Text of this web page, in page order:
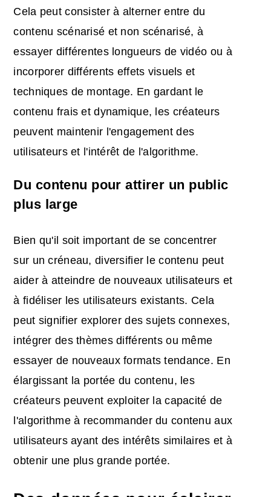
Cela peut consister à alterner entre du
contenu scénarisé et non scénarisé, à
essayer différentes longueurs de vidéo ou à
incorporer différents effets visuels et
techniques de montage. En gardant le
contenu frais et dynamique, les créateurs
peuvent maintenir l'engagement des
utilisateurs et l'intérêt de l'algorithme.
Du contenu pour attirer un public
plus large
Bien qu'il soit important de se concentrer
sur un créneau, diversifier le contenu peut
aider à atteindre de nouveaux utilisateurs et
à fidéliser les utilisateurs existants. Cela
peut signifier explorer des sujets connexes,
intégrer des thèmes différents ou même
essayer de nouveaux formats tendance. En
élargissant la portée du contenu, les
créateurs peuvent exploiter la capacité de
l'algorithme à recommander du contenu aux
utilisateurs ayant des intérêts similaires et à
obtenir une plus grande portée.